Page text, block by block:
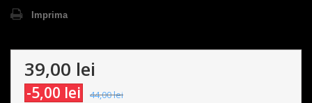
Imprima
39,00 lei
-5,00 lei 44,00 lei